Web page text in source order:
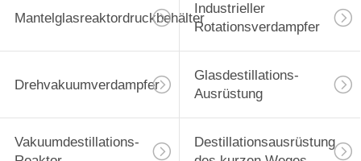
Mantelglasreaktordruckbehälter
Industrieller
Rotationsverdampfer
Drehvakuumverdampfer
Glasdestillations-
Ausrüstung
Vakuumdestillations-
Destillationsausrüstung